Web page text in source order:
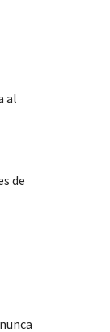
al
de